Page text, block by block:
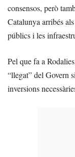
consensos, però
Catalunya arribés
públics i les
Pel que fa a
“llegat” del Govern
inversions